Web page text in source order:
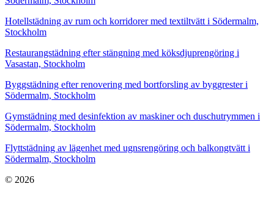
Hotellstädning av rum och korridorer med textiltvätt i Södermalm,
Stockholm
Restaurangstädning efter stängning med köksdjuprengöring i
Vasastan, Stockholm
Byggstädning efter renovering med bortforsling av byggrester i
Södermalm, Stockholm
Gymstädning med desinfektion av maskiner och duschutrymmen i
Södermalm, Stockholm
Flyttstädning av lägenhet med ugnsrengöring och balkongtvätt i
Södermalm, Stockholm
© 2026